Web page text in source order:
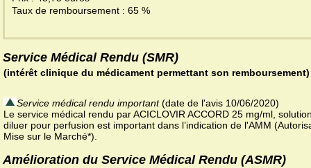
Taux de remboursement : 65 %
Service Médical Rendu (SMR)
(intérêt clinique du médicament permettant son remboursement)
Service médical rendu important(date de l'avis 10/06/2020)
Le service médical rendu par ACICLOVIR ACCORD 25 mg/ml,
diluer pour perfusion est important dans l’indication de l'AMM
Mise sur le Marché*).
Amélioration du Service Médical Rendu (ASMR)